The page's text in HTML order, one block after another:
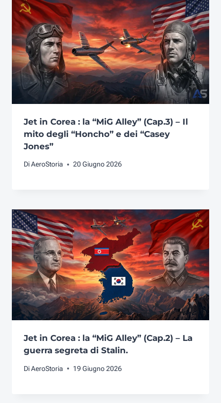
Jet in Corea : la “MiG Alley” (Cap.3) – Il
mito degli “Honcho” e dei “Casey
Jones”
DiAeroStoria 20 Giugno 2026
Jet in Corea : la “MiG Alley” (Cap.2) – La
guerra segreta di Stalin.
DiAeroStoria 19 Giugno 2026